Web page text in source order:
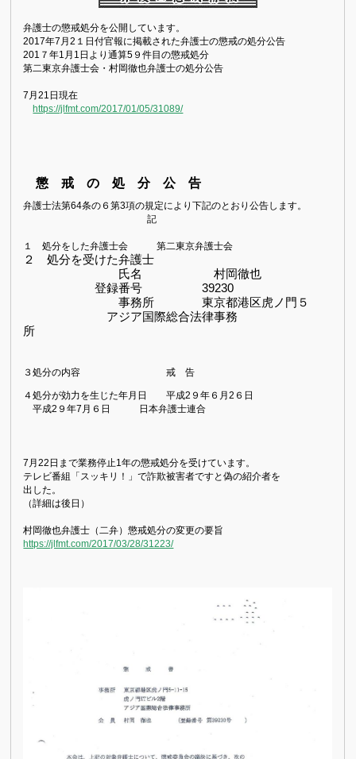
弁護士の懲戒処分を公開しています。
2017年7 月2１ 日付官報に掲載された弁護士の懲戒の処分公告
201７年1 月 1 日より通算5９件目の懲戒処分
第二東京弁護士会・村岡徹也弁護士の処分公告
7月21日現在
https://jlfmt.com/2017/01/05/31089/
懲 戒 の 処 分 公 告
弁護士法第64条の６第3項の規定により下記のとおり公告します。
記
１ 処分をした弁護士会 第二東京弁護士会
２ 処分を受けた弁護士
氏名 村岡徹也
登録番号 39230
事務所 東京都港区虎ノ門５
アジア国際総合法律事務
所
３処分の内容 戒 告
４処分が効力を生じた年月日 平成2９年６ 月2６ 日
平成2９年7 月６ 日 日本弁護士連合
7月22日まで業務停止1年の懲戒処分を受けています。
テレビ番組「スッキリ！」で詐欺被害者ですと偽の紹介者を
出した。
（詳細は後日）
村岡徹也弁護士（二弁）懲戒処分の変更の要旨
https://jlfmt.com/2017/03/28/31223/